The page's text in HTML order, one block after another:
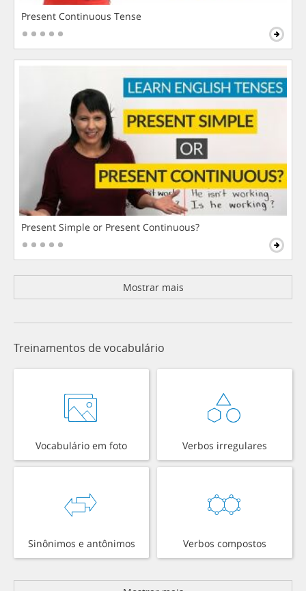
Present Continuous Tense
Present Simple or Present Continuous?
Mostrar mais
Treinamentos de vocabulário
Vocabulário em foto Verbos irregulares
Sinônimos e antônimos Verbos compostos